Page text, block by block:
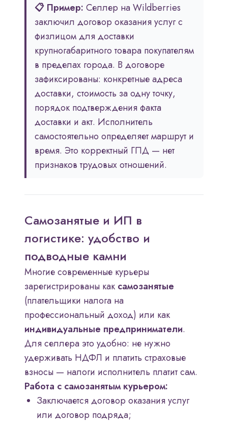
📋 Пример: Селлер на Wildberries
заключил договор оказания услуг с
физлицом для доставки
крупногабаритного товара покупателям
в пределах города. В договоре
зафиксированы: конкретные адреса
доставки, стоимость за одну точку,
порядок подтверждения факта
доставки и акт. Исполнитель
самостоятельно определяет маршрут и
время. Это корректный ГПД — нет
признаков трудовых отношений.
Самозанятые и ИП в
логистике: удобство и
подводные камни
Многие современные курьеры
зарегистрированы как самозанятые
(плательщики налога на
профессиональный доход) или как
индивидуальные предприниматели.
Для селлера это удобно: не нужно
удерживать НДФЛ и платить страховые
взносы — налоги исполнитель платит сам.
Работа с самозанятым курьером:
Заключается договор оказания услуг
или договор подряда;